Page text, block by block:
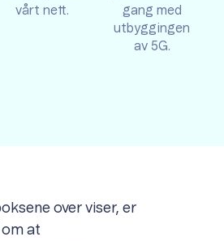
vårt nett.
gang med
utbyggingen
av 5G.
over viser, er
at